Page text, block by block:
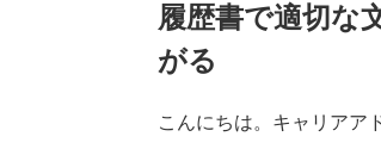
履歴書で適切な
がる
こんにちは。キャリアア